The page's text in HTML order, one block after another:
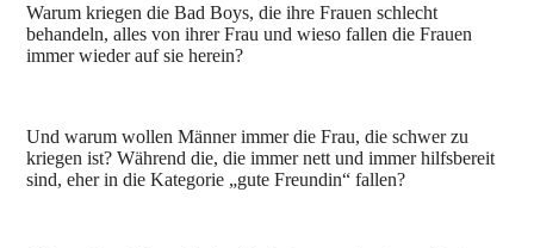
Warum kriegen die Bad Boys, die ihre Frauen schlecht
behandeln, alles von ihrer Frau und wieso fallen die Frauen
immer wieder auf sie herein?
Und warum wollen Männer immer die Frau, die schwer zu
kriegen ist? Während die, die immer nett und immer hilfsbereit
sind, eher in die Kategorie „gute Freundin“ fallen?